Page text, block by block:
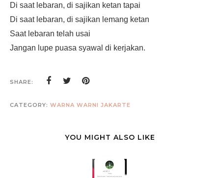
Di saat lebaran, di sajikan ketan tapai
Di saat lebaran, di sajikan lemang ketan
Saat lebaran telah usai
Jangan lupe puasa syawal di kerjakan.
SHARE:
CATEGORY: WARNA WARNI JAKARTE
YOU MIGHT ALSO LIKE